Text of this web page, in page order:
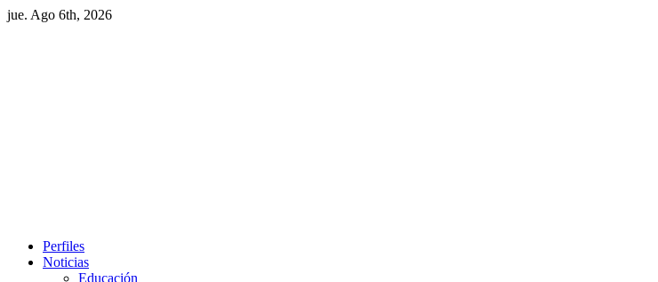
Skip
jue. Ago 6th, 2026
Primary
Menu
Perfiles
Noticias
Educación